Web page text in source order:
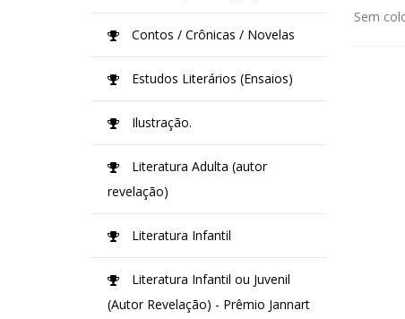
Sem
Contos / Crônicas / Novelas
Estudos Literários (Ensaios)
Ilustração.
Literatura Adulta (autor
revelação)
Literatura Infantil
Literatura Infantil ou Juvenil
(Autor Revelação) - Prêmio Jannart